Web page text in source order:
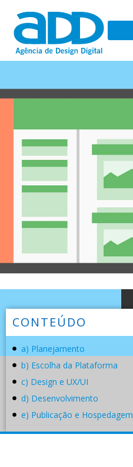
CONTEÚDO
a) Planejamento
b) Escolha da Plataforma
c) Design e UX/UI
d) Desenvolvimento
e) Publicação e Hospedagem